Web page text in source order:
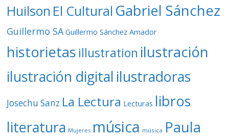
Huilson El Cultural Gabriel Sánchez
Guillermo SA Guillermo Sánchez Amador
historietas illustration ilustración
ilustración digital ilustradoras
Josechu Sanz La Lectura Lecturas libros
literatura Mujeres música música Paula